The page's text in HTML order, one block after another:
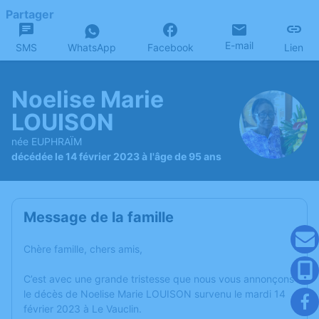
Partager
SMS WhatsApp Facebook E-mail Lien
Noelise Marie
LOUISON
née EUPHRAÏM
décédée le 14 février 2023 à l'âge de 95 ans
Message de la famille
Chère famille, chers amis,
C’est avec une grande tristesse que nous vous annonçons
le décès de Noelise Marie LOUISON survenu le mardi 14
février 2023 à Le Vauclin.